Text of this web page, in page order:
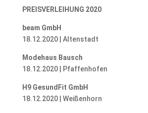
PREISVERLEIHUNG 2020
beam GmbH
18.12.2020 | Altenstadt
Modehaus Bausch
18.12.2020 | Pfaffenhofen
H9 GesundFit GmbH
18.12.2020 | Weißenhorn